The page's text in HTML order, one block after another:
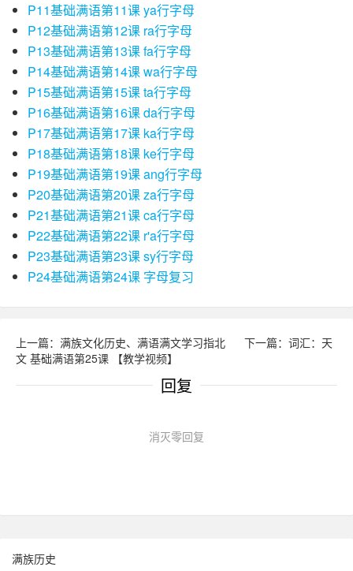
P11基础满语第11课 ya行字母
P12基础满语第12课 ra行字母
P13基础满语第13课 fa行字母
P14基础满语第14课 wa行字母
P15基础满语第15课 ta行字母
P16基础满语第16课 da行字母
P17基础满语第17课 ka行字母
P18基础满语第18课 ke行字母
P19基础满语第19课 ang行字母
P20基础满语第20课 za行字母
P21基础满语第21课 ca行字母
P22基础满语第22课 r'a行字母
P23基础满语第23课 sy行字母
P24基础满语第24课 字母复习
上一篇：满族文化历史、满语满文学习指北
下一篇：词汇：天
文 基础满语第25课 【教学视频】
回复
消灭零回复
满族历史